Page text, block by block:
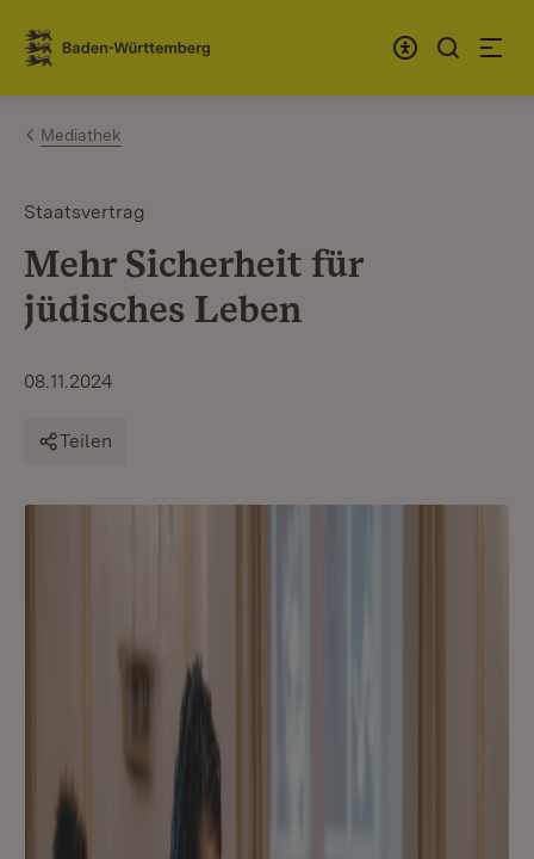
Zum Inhalt springen
Link zur Startseite
Mediathek
Staatsvertrag
Mehr Sicherheit für
jüdisches Leben
08.11.2024
Teilen